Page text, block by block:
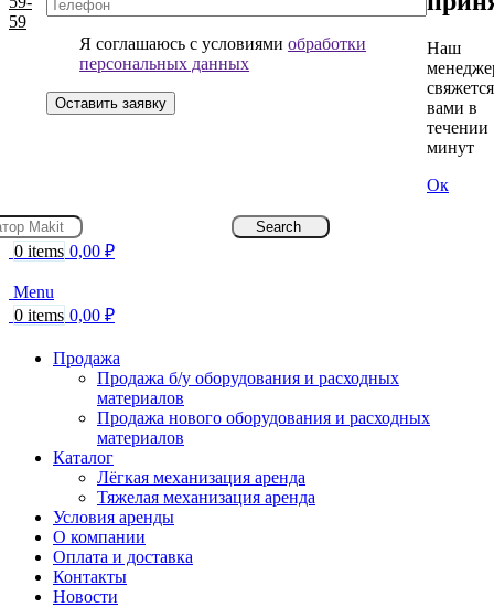
59
Я соглашаюсь с условиямиобработки
персональных данных
Наш
вами в
течении
минут
Ок
Search
0 items 0,00 ₽
Menu
0 items 0,00 ₽
Продажа
Продажа б/у оборудования и расходных
материалов
Продажа нового оборудования и расходных
материалов
Каталог
Лёгкая механизация аренда
Тяжелая механизация аренда
Условия аренды
О компании
Оплата и доставка
Контакты
Новости